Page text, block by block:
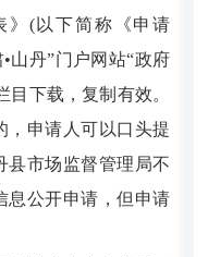
》(以下简称《申请
山丹”门户网站“政府
目下载，复制有效。
，申请人可以口头提
县市场监督管理局不
息公开申请，但申请